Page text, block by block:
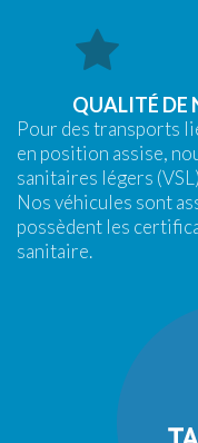
QUALITÉ DE
Pour des transports
en position assise,
sanitaires légers
Nos véhicules sont
possèdent les
sanitaire.